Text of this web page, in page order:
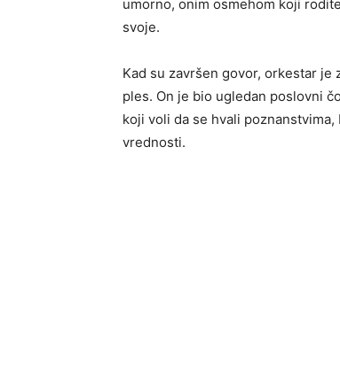
umorno, onim osmehom koji
svoje.
Kad su završen govor, orkestar je
ples. On je bio ugledan poslovni
koji voli da se hvali
vrednosti.